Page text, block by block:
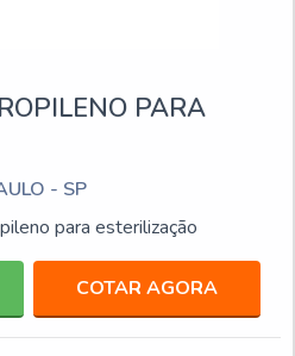
PARA
- SP
para esterilização
COTAR AGORA